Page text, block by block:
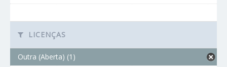
LICENÇAS
Outra (Aberta) (1)